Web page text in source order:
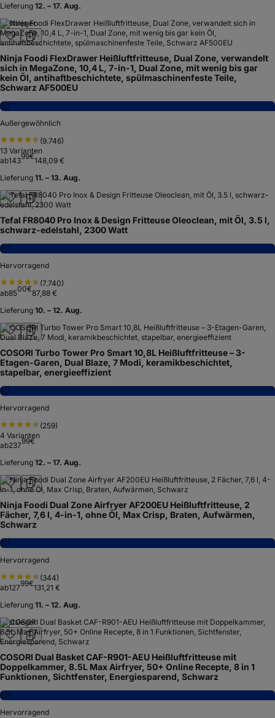
Lieferung 12. – 17. Aug.
Testsieger
Ninja Foodi FlexDrawer Heißluftfritteuse, Dual Zone, verwandelt
sich in MegaZone, 10,4 L, 7-in-1, Dual Zone, mit wenig bis gar
kein Öl, antihaftbeschichtete, spülmaschinenfeste Teile,
Schwarz AF500EU
9,2
Außergewöhnlich
(9.746)
13 Varianten
ab14399€148,09 €
Lieferung 11. – 13. Aug.
Tefal FR8040 Pro Inox & Design Fritteuse Oleoclean, mit Öl, 3.5 l,
schwarz-edelstahl, 2300 Watt
8,7
Hervorragend
(7.740)
ab8500€87,88 €
Lieferung 10. – 12. Aug.
COSORI Turbo Tower Pro Smart 10,8L Heißluftfritteuse – 3-
Etagen-Garen, Dual Blaze, 7 Modi, keramikbeschichtet,
stapelbar, energieeffizient
8,7
Hervorragend
(259)
4 Varianten
ab23799€
Lieferung 12. – 17. Aug.
Ninja Foodi Dual Zone Airfryer AF200EU Heißluftfritteuse, 2
Fächer, 7,6 l, 4-in-1, ohne Öl, Max Crisp, Braten, Aufwärmen,
Schwarz
8,7
Hervorragend
(344)
ab12799€131,21 €
Lieferung 11. – 12. Aug.
Testsieger
COSORI Dual Basket CAF-R901-AEU Heißluftfritteuse mit
Doppelkammer, 8.5L Max Airfryer, 50+ Online Recepte, 8 in 1
Funktionen, Sichtfenster, Energiesparend, Schwarz
8,8
Hervorragend